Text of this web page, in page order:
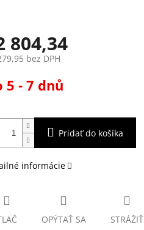
804,34
bez DPH
5 - 7 dnů
Pridať do košíka
informácie
OPÝTAŤ SA STRÁŽIŤ